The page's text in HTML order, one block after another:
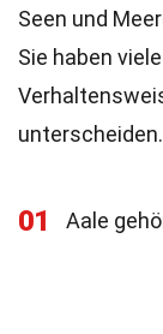
Seen und
Sie haben
unterscheiden.
01 Aale